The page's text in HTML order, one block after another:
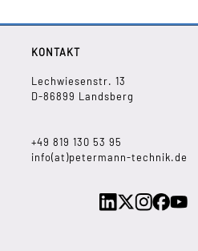
KONTAKT
Lechwiesenstr. 13
D-86899 Landsberg
+49 819 130 53 95
info(at)petermann-technik.de